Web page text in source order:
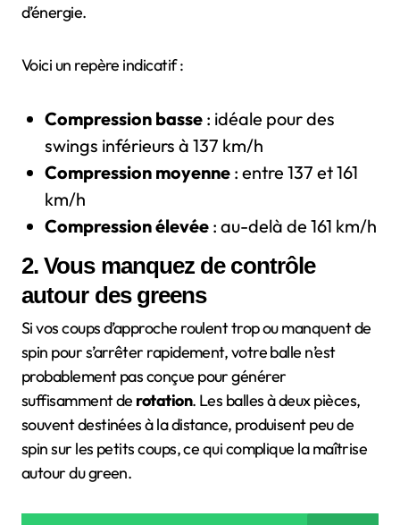
d’énergie.
Voici un repère indicatif :
Compression basse: idéale pour des
swings inférieurs à 137 km/h
Compression moyenne: entre 137 et 161
km/h
Compression élevée: au-delà de 161 km/h
2. Vous manquez de contrôle
autour des greens
Si vos coups d’approche roulent trop ou manquent de
spin pour s’arrêter rapidement, votre balle n’est
probablement pas conçue pour générer
suffisamment de rotation. Les balles à deux pièces,
souvent destinées à la distance, produisent peu de
spin sur les petits coups, ce qui complique la maîtrise
autour du green.